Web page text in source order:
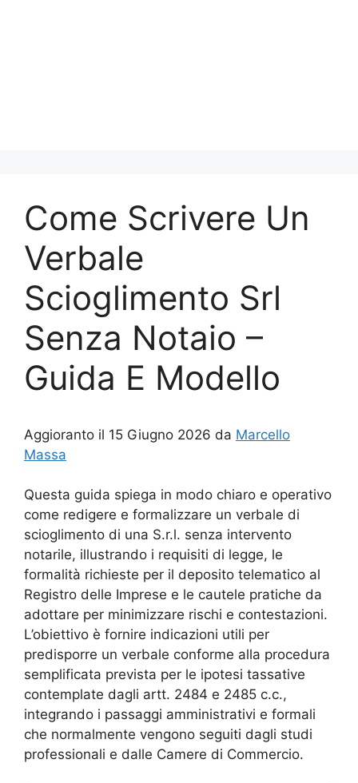
Come Scrivere Un
Verbale
Scioglimento Srl
Senza Notaio​​ –
Guida E Modello
Aggioranto il 15 Giugno 2026 da Marcello
Massa
Questa guida spiega in modo chiaro e operativo
come redigere e formalizzare un verbale di
scioglimento di una S.r.l. senza intervento
notarile, illustrando i requisiti di legge, le
formalità richieste per il deposito telematico al
Registro delle Imprese e le cautele pratiche da
adottare per minimizzare rischi e contestazioni.
L’obiettivo è fornire indicazioni utili per
predisporre un verbale conforme alla procedura
semplificata prevista per le ipotesi tassative
contemplate dagli artt. 2484 e 2485 c.c.,
integrando i passaggi amministrativi e formali
che normalmente vengono seguiti dagli studi
professionali e dalle Camere di Commercio.